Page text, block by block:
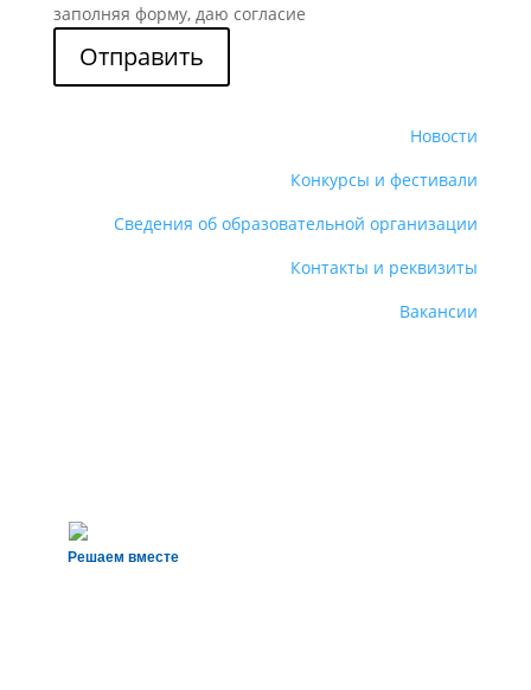
заполняя форму, даю согласие
Отправить
Новости
Конкурсы и фестивали
Сведения об образовательной организации
Контакты и реквизиты
Вакансии
Решаем вместе